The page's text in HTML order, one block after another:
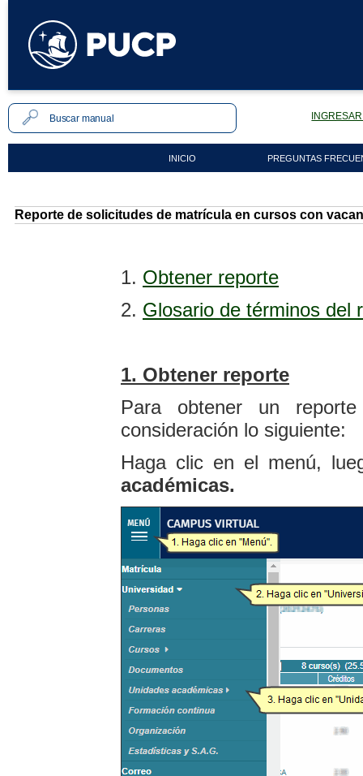
INICIO PREGUNTAS
Reporte de solicitudes de matrícula en cursos con
1. Obtener reporte
2. Glosario de términos del
1. Obtener reporte
Para obtener un
consideración lo siguiente:
Haga clic en el menú,
académicas.